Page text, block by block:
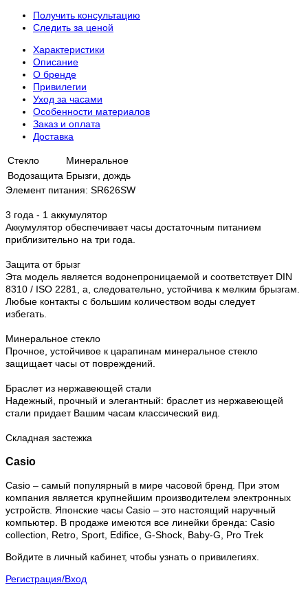
Получить консультацию
Следить за ценой
Характеристики
Описание
О бренде
Привилегии
Уход за часами
Особенности материалов
Заказ и оплата
Доставка
Стекло
Минеральное
Водозащита Брызги, дождь
Элемент питания: SR626SW
3 года - 1 аккумулятор
Аккумулятор обеспечивает часы достаточным питанием
приблизительно на три года.
Защита от брызг
Эта модель является водонепроницаемой и соответствует DIN
8310 / ISO 2281, а, следовательно, устойчива к мелким брызгам.
Любые контакты с большим количеством воды следует
избегать.
Минеральное стекло
Прочное, устойчивое к царапинам минеральное стекло
защищает часы от повреждений.
Браслет из нержавеющей стали
Надежный, прочный и элегантный: браслет из нержавеющей
стали придает Вашим часам классический вид.
Складная застежка
Casio
Casio – самый популярный в мире часовой бренд. При этом
компания является крупнейшим производителем электронных
устройств. Японские часы Casio – это настоящий наручный
компьютер. В продаже имеются все линейки бренда: Casio
collection, Retro, Sport, Edifice, G-Shock, Baby-G, Pro Trek
Войдите в личный кабинет, чтобы узнать о привилегиях.
Регистрация/Вход